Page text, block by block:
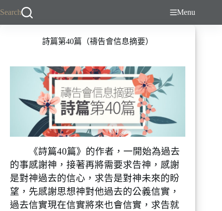
Search Menu
詩篇第40篇（禱告會信息摘要）
《詩篇40篇》的作者，一開始為過去
的事感謝神，接著再將需要求告神，感謝
是對神過去的信心，求告是對神未來的盼
望，先感謝思想神對他過去的公義信實，
過去信實現在信實將來也會信實，求告就